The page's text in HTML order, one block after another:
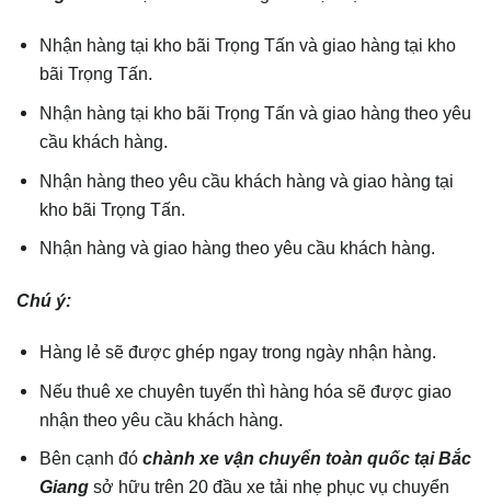
Nhận hàng tại kho bãi Trọng Tấn và giao hàng tại kho
bãi Trọng Tấn.
Nhận hàng tại kho bãi Trọng Tấn và giao hàng theo yêu
cầu khách hàng.
Nhận hàng theo yêu cầu khách hàng và giao hàng tại
kho bãi Trọng Tấn.
Nhận hàng và giao hàng theo yêu cầu khách hàng.
Chú ý:
Hàng lẻ sẽ được ghép ngay trong ngày nhận hàng.
Nếu thuê xe chuyên tuyến thì hàng hóa sẽ được giao
nhận theo yêu cầu khách hàng.
Bên cạnh đóchành xe vận chuyển toàn quốc tạiBắc
Giang sở hữu trên 20 đầu xe tải nhẹ phục vụ chuyển